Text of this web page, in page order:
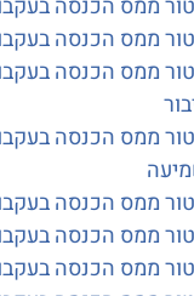
הכנסה בעקבות
הכנסה בעקבות
הכנסה בעקבות
הכנסה בעקבות
הכנסה בעקבות יתר
הכנסה בעקבות